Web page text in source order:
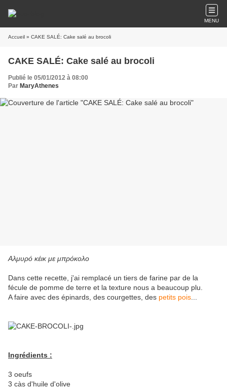
MENU
Accueil » CAKE SALÉ: Cake salé au brocoli
CAKE SALÉ: Cake salé au brocoli
Publié le 05/01/2012 à 08:00
Par MaryAthenes
Αλμυρό κέικ με μπρόκολο
Dans cette recette, j'ai remplacé un tiers de farine par de la
fécule de pomme de terre et la texture nous a beaucoup plu.
A faire avec des épinards, des courgettes, des petits pois
Ingrédients :
3 oeufs
3 càs d'huile d'olive